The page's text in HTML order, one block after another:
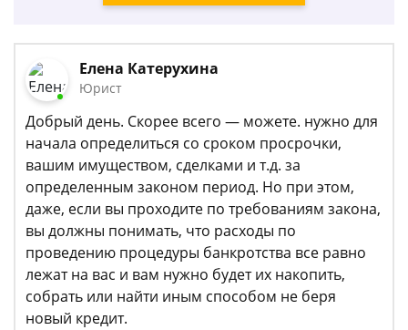
Елена Катерухина
Юрист
Добрый день. Скорее всего — можете. нужно для
начала определиться со сроком просрочки,
вашим имуществом, сделками и т.д. за
определенным законом период. Но при этом,
даже, если вы проходите по требованиям закона,
вы должны понимать, что расходы по
проведению процедуры банкротства все равно
лежат на вас и вам нужно будет их накопить,
собрать или найти иным способом не беря
новый кредит.